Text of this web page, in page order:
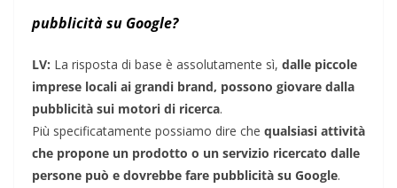
pubblicità su Google?
LV: La risposta di base è assolutamente sì, dalle piccole
imprese locali ai grandi brand, possono giovare dalla
pubblicità sui motori di ricerca.
Più specificatamente possiamo dire che qualsiasi attività
che propone un prodotto o un servizio ricercato dalle
persone può e dovrebbe fare pubblicità su Google.